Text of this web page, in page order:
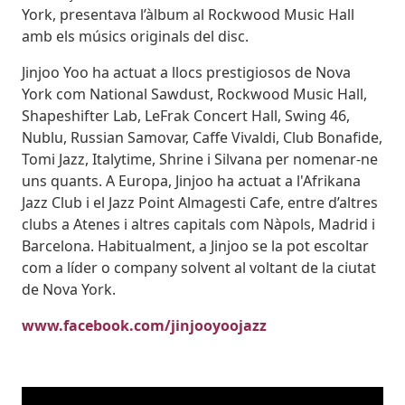
York, presentava l’àlbum al Rockwood Music Hall
amb els músics originals del disc.
Jinjoo Yoo ha actuat a llocs prestigiosos de Nova
York com National Sawdust, Rockwood Music Hall,
Shapeshifter Lab, LeFrak Concert Hall, Swing 46,
Nublu, Russian Samovar, Caffe Vivaldi, Club Bonafide,
Tomi Jazz, Italytime, Shrine i Silvana per nomenar-ne
uns quants. A Europa, Jinjoo ha actuat a l'Afrikana
Jazz Club i el Jazz Point Almagesti Cafe, entre d’altres
clubs a Atenes i altres capitals com Nàpols, Madrid i
Barcelona. Habitualment, a Jinjoo se la pot escoltar
com a líder o company solvent al voltant de la ciutat
de Nova York.
www.facebook.com/jinjooyoojazz